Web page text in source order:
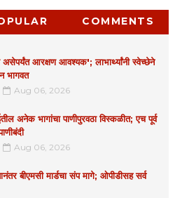
COMMENTS
असेपर्यंत आरक्षण आवश्यक'; लाभार्थ्यांनी स्वेच्छेने
भागवत
Aug 06, 2026
अनेक भागांचा पाणीपुरवठा विस्कळीत; एच पूर्व
Aug 06, 2026
बीएमसी मार्डचा संप मागे; ओपीडीसह सर्व